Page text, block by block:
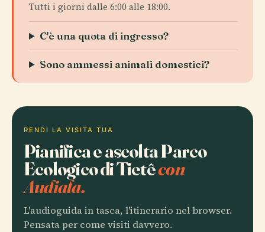
Tutti i giorni dalle 6:00 alle 18:00.
C'è una quota di ingresso?
Sono ammessi animali domestici?
RENDI LA VISITA TUA
Pianifica e ascolta Parco
Ecologico di Tietêcon
Audiala.
L'audioguida in tasca, l'itinerario nel browser.
Pensata per come visiti davvero.